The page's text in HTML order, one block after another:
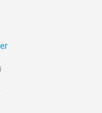
コマンドが交換で
になっている。 無
UDP 50001で交換で
Windows
合は oem131.inf が
ストールができまし
-c "$direwolf_conf" -r
、このようになって
コールサイ